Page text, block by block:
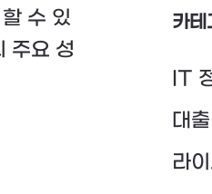
수 있
주요 성
카테
IT
대출
라